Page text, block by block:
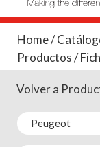
Home/
Productos/
Volver a